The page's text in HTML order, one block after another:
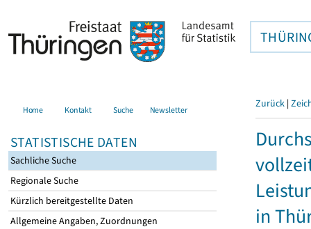
Home Kontakt Suche Newsletter
STATISTISCHE DATEN
Sachliche Suche
Regionale Suche
Kürzlich bereitgestellte Daten
Allgemeine Angaben, Zuordnungen
Zurück |
in